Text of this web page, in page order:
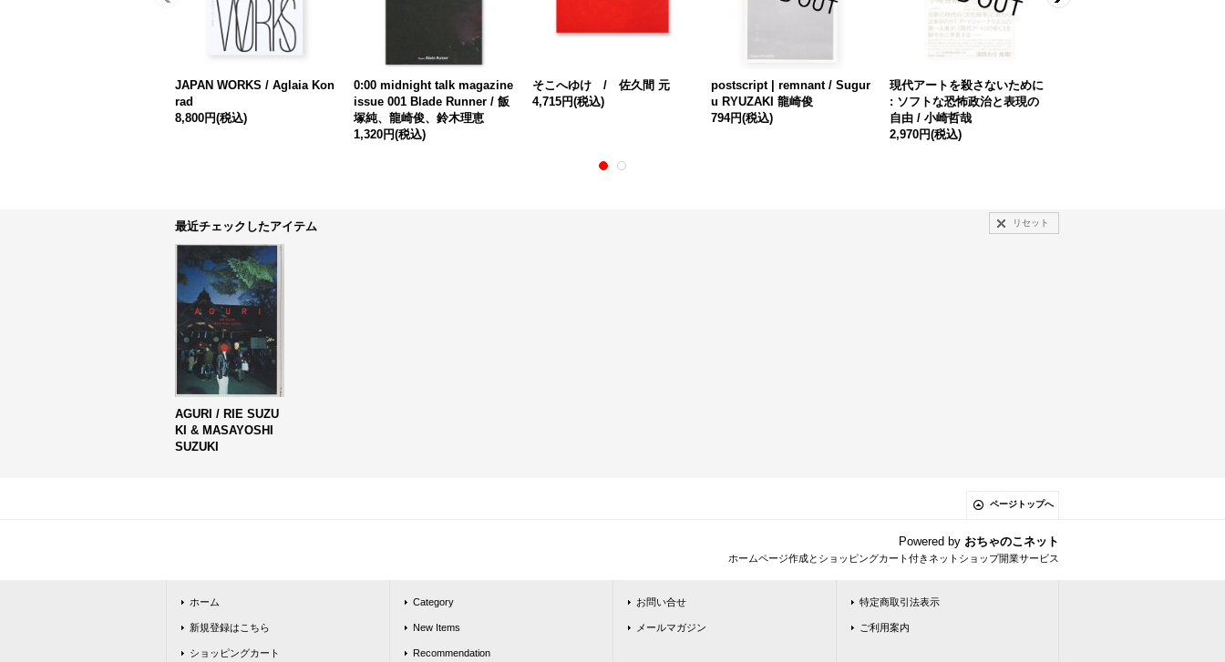
JAPAN WORKS / Aglaia Kon
rad
8,800円(税込)
0:00 midnight talk magazine
issue 001 Blade Runner / 飯
塚純、龍崎俊、鈴木理恵
1,320円(税込)
そこへゆけ / 佐久間 元
4,715円(税込)
postscript | remnant / Sugur
u RYUZAKI 龍崎俊
794円(税込)
現代アートを殺さないために
: ソフトな恐怖政治と表現の
自由 / 小崎哲哉
2,970円(税込)
最近チェックしたアイテム リセット
AGURI / RIE SUZU
KI & MASAYOSHI
SUZUKI
ページトップへ
Powered by おちゃのこネット
ホームページ作成とショッピングカート付きネットショップ開業サービス
ホーム
新規登録はこちら
ショッピングカート
Category
New Items
Recommendation
お問い合せ
メールマガジン
特定商取引法表示
ご利用案内